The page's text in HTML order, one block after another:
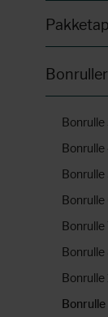
Bonruller
Bonrulle
Bonrulle
Bonrulle